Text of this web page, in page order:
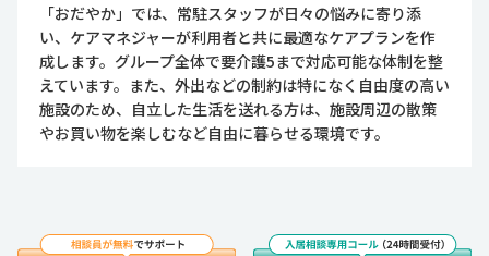
「おだやか」では、常駐スタッフが日々の悩みに寄り添
い、ケアマネジャーが利用者と共に最適なケアプランを作
成します。グループ全体で要介護5まで対応可能な体制を整
えています。また、外出などの制約は特になく自由度の高い
施設のため、自立した生活を送れる方は、施設周辺の散策
やお買い物を楽しむなど自由に暮らせる環境です。